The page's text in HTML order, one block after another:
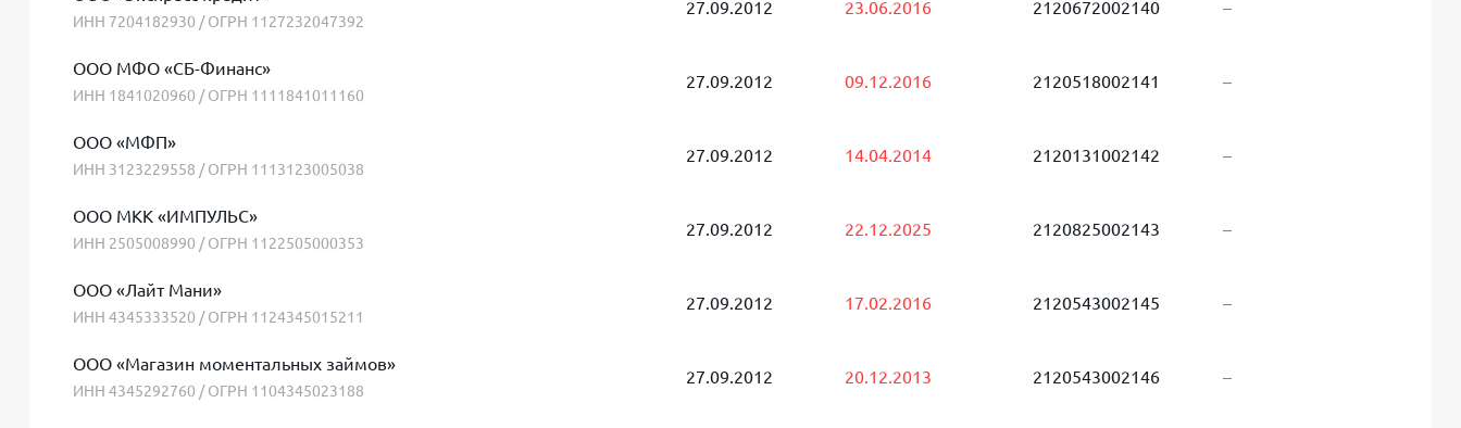
ИНН 7204182930 / ОГРН 1127232047392
27.09.2012 23.06.2016 2120672002140 –
ООО МФО «СБ-Финанс»
ИНН 1841020960 / ОГРН 1111841011160
27.09.2012 09.12.2016 2120518002141 –
ООО «МФП»
ИНН 3123229558 / ОГРН 1113123005038
27.09.2012 14.04.2014 2120131002142 –
ООО МКК «ИМПУЛЬС»
ИНН 2505008990 / ОГРН 1122505000353
27.09.2012 22.12.2025 2120825002143 –
ООО «Лайт Мани»
ИНН 4345333520 / ОГРН 1124345015211
27.09.2012 17.02.2016 2120543002145 –
ООО «Магазин моментальных займов»
ИНН 4345292760 / ОГРН 1104345023188
27.09.2012 20.12.2013 2120543002146 –